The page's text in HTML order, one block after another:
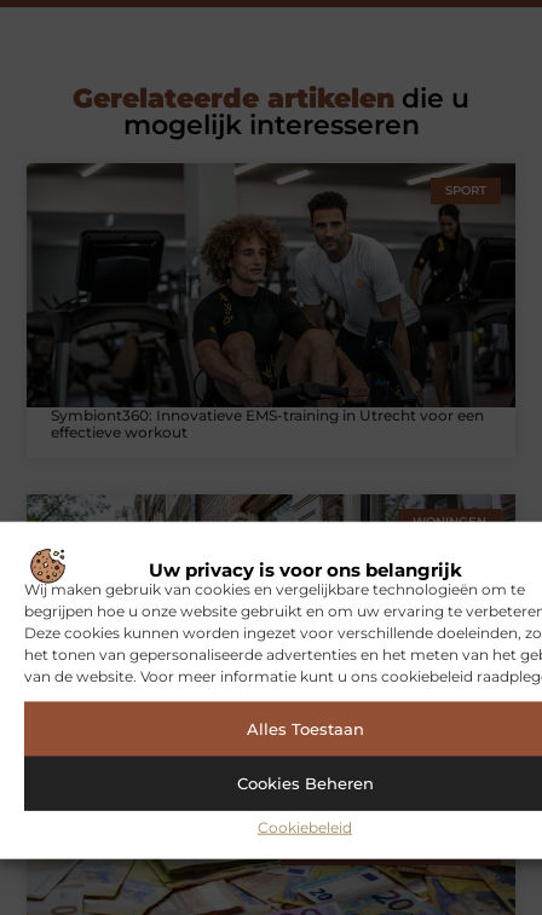
Uw privacy is voor ons belangrijk
Wij maken gebruik van cookies en vergelijkbare technologieën om te
begrijpen hoe u onze website gebruikt en om uw ervaring te
Deze cookies kunnen worden ingezet voor verschillende doeleinden,
het tonen van gepersonaliseerde advertenties en het meten van het
van de website. Voor meer informatie kunt u ons cookiebeleid
Alles Toestaan
Cookies Beheren
Cookiebeleid
Gerelateerde artikelen die u
mogelijk interesseren
SPORT
Symbiont360: Innovatieve EMS-training in Utrecht voor een
effectieve workout
WONINGEN
weersinvloeden